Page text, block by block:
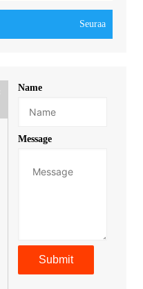
Seuraa
Name
Message